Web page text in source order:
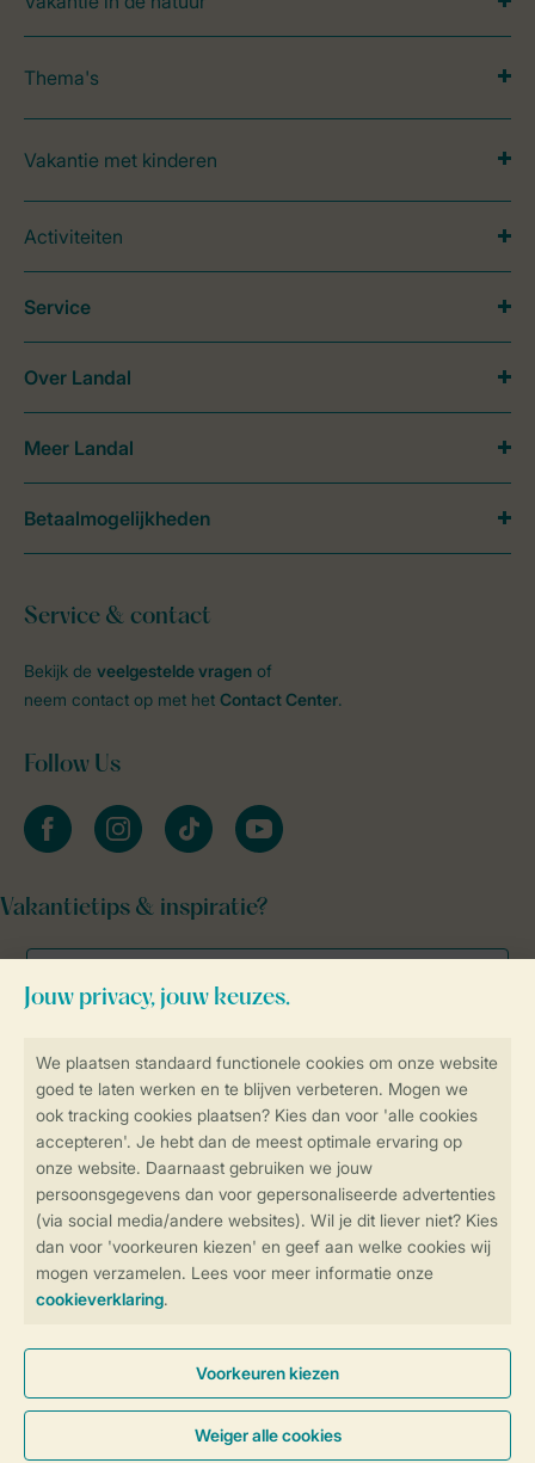
Controle over jouw gegevens &
Instellingen wijzigen
Veilig en snel online boeken
Veilige gegevensoverdracht
Veilige betaling
Thema's
Vakantie met kinderen
Activiteiten
Service & contact
Bekijk de veelgestelde vragen of
neem contact op met het Contact Center.
Follow Us
facebookinstagramtiktok youtube
Vakantietips & inspiratie?
Service
Over Landal
Meer Landal
Betaalmogelijkheden